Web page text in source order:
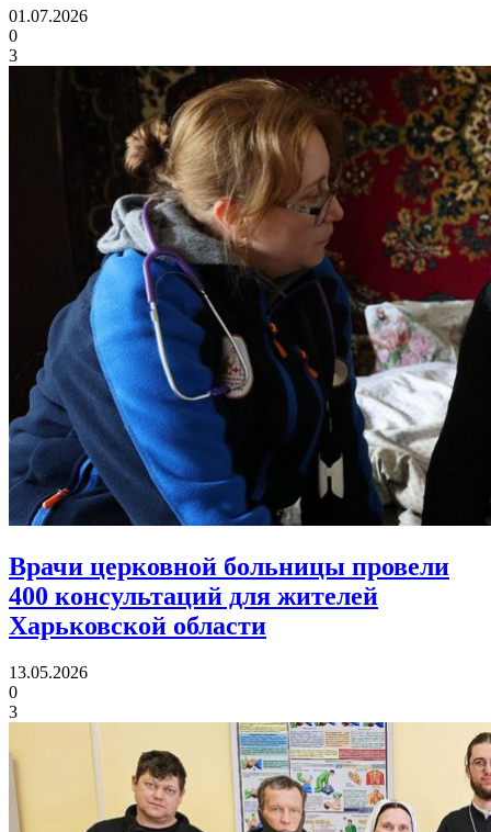
01.07.2026
0
3
Врачи церковной больницы провели
400 консультаций для жителей
Харьковской области
13.05.2026
0
3